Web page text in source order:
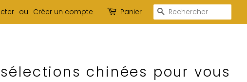
ou Créer un compte Panier Recherche
chinées pour vous